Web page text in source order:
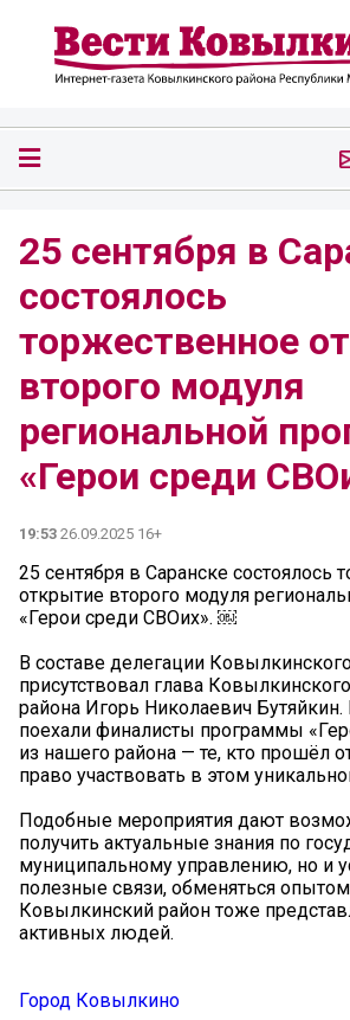
25 сентября в
состоялось
торжественное
второго модуля
региональной
«Герои среди
19:53 26.09.2025 16+
25 сентября в Саранске состоялось
открытие второго модуля
«Герои среди СВОих». ￼
В составе делегации
присутствовал глава
района Игорь Николаевич
поехали финалисты программы
из нашего района — те, кто прошёл
право участвовать в этом
Подобные мероприятия дают
получить актуальные знания по
муниципальному управлению, но и
полезные связи, обменяться опытом
Ковылкинский район тоже
активных людей.
Город Ковылкино